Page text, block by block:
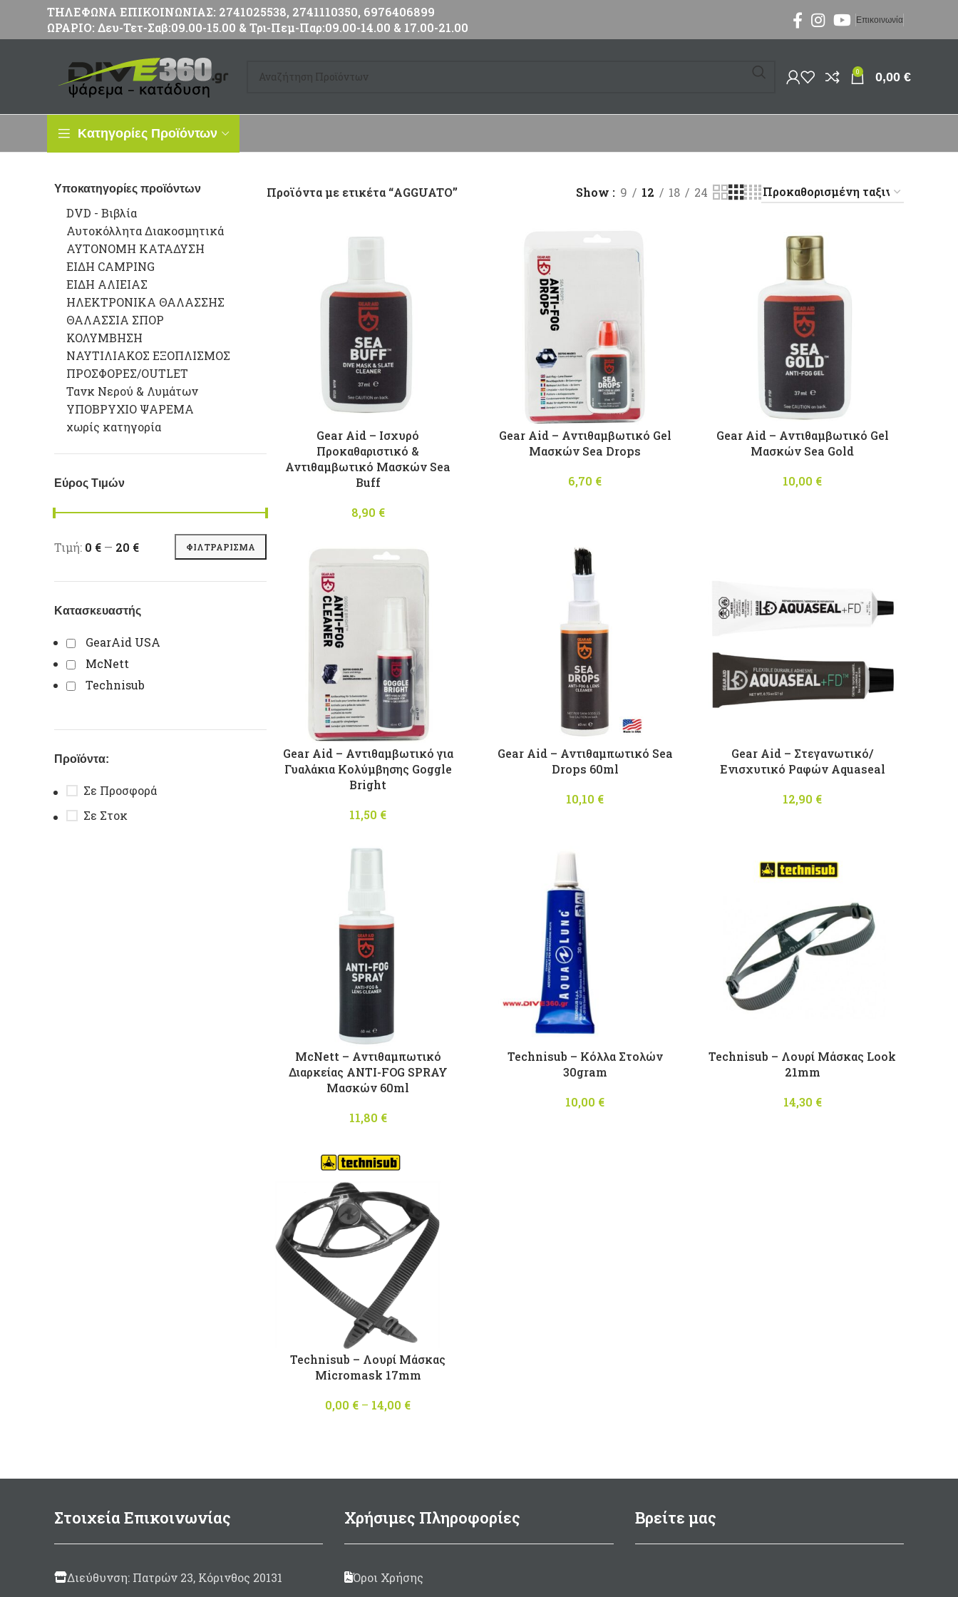
ΤΗΛΕΦΩΝΑ ΕΠΙΚΟΙΝΩΝΙΑΣ: 2741025538, 2741110350, 6976406899
ΩΡΑΡΙΟ: Δευ-Τετ-Σαβ:09.00-15.00 & Τρι-Πεμ-Παρ:09.00-14.00 & 17.00-21.00
Επικοινωνία
0 0,00 €
Κατηγορίες Προϊόντων
Υποκατηγορίες προϊόντων
DVD - Βιβλία
Αυτοκόλλητα Διακοσμητικά
ΑΥΤΟΝΟΜΗ ΚΑΤΑΔΥΣΗ
ΕΙΔΗ CAMPING
ΕΙΔΗ ΑΛΙΕΙΑΣ
ΗΛΕΚΤΡΟΝΙΚΑ ΘΑΛΑΣΣΗΣ
ΘΑΛΑΣΣΙΑ ΣΠΟΡ
ΚΟΛΥΜΒΗΣΗ
ΝΑΥΤΙΛΙΑΚΟΣ ΕΞΟΠΛΙΣΜΟΣ
ΠΡΟΣΦΟΡΕΣ/OUTLET
Τανκ Νερού & Λυμάτων
ΥΠΟΒΡΥΧΙΟ ΨΑΡΕΜΑ
χωρίς κατηγορία
Εύρος Τιμών
Ελάχιστη τιμή
Μέγιστη τιμή ΦΙΛΤΡΆΡΙΣΜΑ
Τιμή: 0 € — 20 €
Κατασκευαστής
GearAid USA
McNett
Technisub
Προϊόντα:
Σε Προσφορά
Σε Στοκ
Προϊόντα με ετικέτα “AGGUATO” Show 9 12 18 24
Gear Aid – Iσχυρό
Προκαθαριστικό &
Αντιθαμβωτικό Μασκών Sea
Buff
8,90 €
Gear Aid – Αντιθαμβωτικό Gel
Μασκών Sea Drops
6,70 €
Gear Aid – Αντιθαμβωτικό Gel
Μασκών Sea Gold
10,00 €
Gear Aid – Αντιθαμβωτικό για
Γυαλάκια Κολύμβησης Goggle
Bright
11,50 €
Gear Aid – Αντιθαμπωτικό Sea
Drops 60ml
10,10 €
Gear Aid – Στεγανωτικό/
Ενισχυτικό Ραφών Aquaseal
12,90 €
McNett – Αντιθαμπωτικό
Διαρκείας ANTI-FOG SPRAY
Mασκών 60ml
11,80 €
Technisub – Κόλλα Στολών
30gram
10,00 €
Technisub – Λουρί Μάσκας Look
21mm
14,30 €
Technisub – Λουρί Μάσκας
Micromask 17mm
0,00 € – 14,00 €
Στοιχεία Επικοινωνίας
Διεύθυνση: Πατρών 23, Κόρινθος 20131
Χρήσιμες Πληροφορίες
Όροι Χρήσης
Βρείτε μας